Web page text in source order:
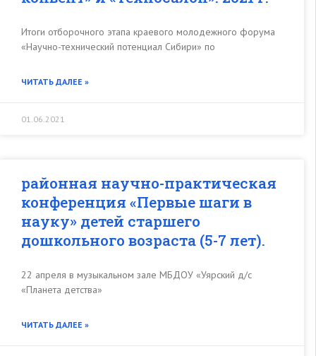
Итоги отборочного этапа краевого молодежного форума
«Научно-технический потенциал Сибири» по
ЧИТАТЬ ДАЛЕЕ »
01.06.2021
районная научно-практическая
конференция «Первые шаги в
науку» детей старшего
дошкольного возраста (5-7 лет).
22 апреля в музыкальном зале МБДОУ «Уярский д/с
«Планета детства»
ЧИТАТЬ ДАЛЕЕ »